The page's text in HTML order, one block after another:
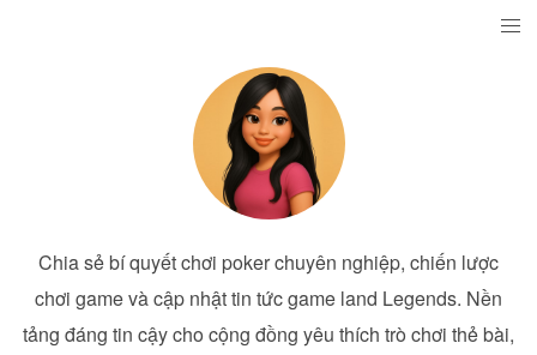
Chia sẻ bí quyết chơi poker chuyên nghiệp, chiến lược
chơi game và cập nhật tin tức game land Legends. Nền
tảng đáng tin cậy cho cộng đồng yêu thích trò chơi thẻ bài,